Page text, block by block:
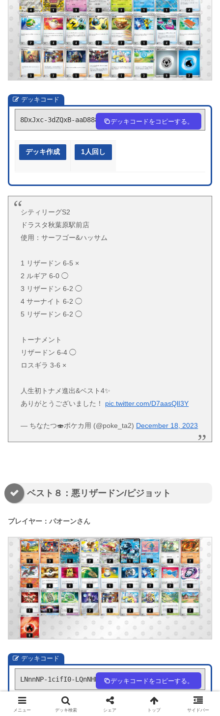
デッキコード
8DxJxc-3dZQxB-aaD888 デッキコードをコピーする。
デッキ作成 1人回し
シティリーグS2
ドラスタ秋葉原駅前店
使用：サーフゴー&ハッサム
1 リザードン 6-5 ×
2 ルギア 6-0 ◯
3 リザードン 6-2 ◯
4 サーナイト 6-2 ◯
5 リザードン 6-2 ◯
トーナメント
リザードン 6-4 ◯
ロスギラ 3-6 ×
人生初トナメ進出&ベスト4✨
ありがとうございました！ pic.twitter.com/D7aasQlI3Y
— ちなたつ🍣ポケカ用 (@poke_ta2) December 18, 2023
ベスト８：悪リザードン/ピジョット
プレイヤー：パオーンさん
デッキコード
LNnnNP-1cifI0-LQnNHH デッキコードをコピーする。
デッキ作成 1人回し
メニュー デッキ検索 シェア トップ サイドバー